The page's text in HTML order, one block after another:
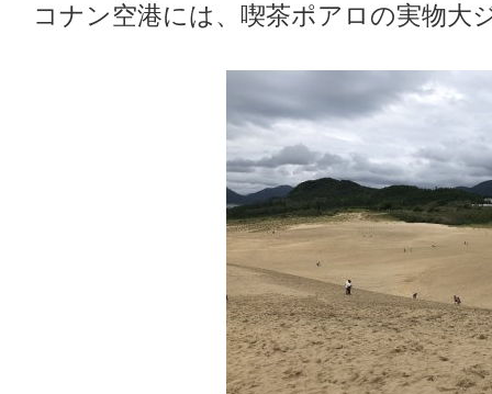
コナン空港には、喫茶ポアロの実物大